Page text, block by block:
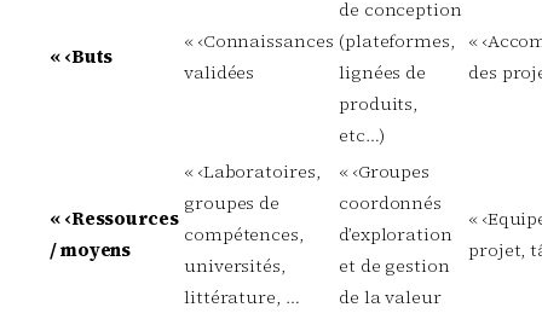
« ‹Buts
« ‹Connaissances
validées
de conception
(plateformes,
lignées de
produits,
etc…)
«
des
« ‹Ressources
/ moyens
« ‹Laboratoires,
groupes de
compétences,
universités,
littérature, …
« ‹Groupes
coordonnés
d’exploration
et de gestion
de la valeur
«
projet,